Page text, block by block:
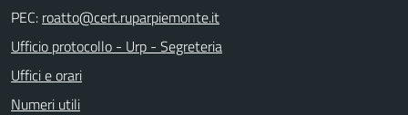
PEC:
Ufficio protocollo - Urp - Segreteria
Uffici e orari
Numeri utili